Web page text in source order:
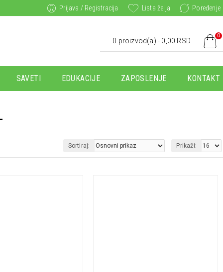
Prijava / Registracija Lista želja Poređenje
0 proizvod(a) - 0,00 RSD
0
SAVETI EDUKACIJE ZAPOSLENJE KONTAKT
Sortiraj: Prikaži: